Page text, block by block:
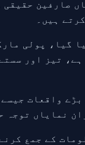
صارفین حقیقی
ہیں۔
کیا گیا، پولی
ہے، تیز اور
واقعات
نمایاں توجہ
کے جمع